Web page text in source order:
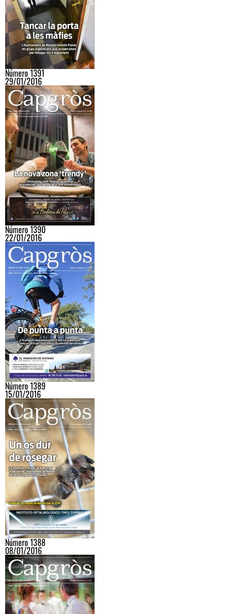
Número 1391
29/01/2016
Número 1390
22/01/2016
Número 1389
15/01/2016
Número 1388
08/01/2016